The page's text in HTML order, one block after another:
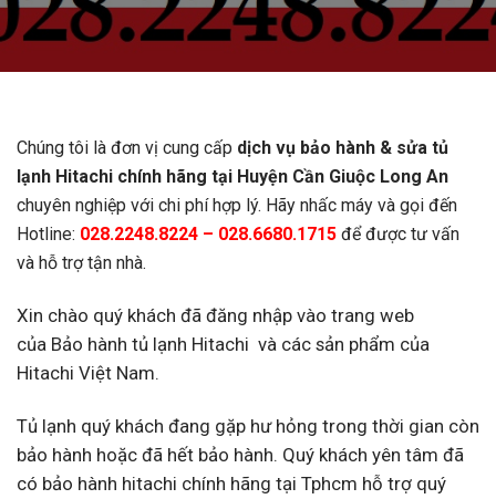
Chúng tôi là đơn vị cung cấp dịch vụ bảo hành & sửa tủ
lạnh Hitachi chính hãng tại Huyện Cần Giuộc Long An
chuyên nghiệp với chi phí hợp lý. Hãy nhấc máy và gọi đến
Hotline: 028.2248.8224 – 028.6680.1715 để được tư vấn
và hỗ trợ tận nhà.
Xin chào quý khách đã đăng nhập vào trang web
của Bảo hành tủ lạnh Hitachi và các sản phẩm của
Hitachi Việt Nam.
Tủ lạnh quý khách đang gặp hư hỏng trong thời gian còn
bảo hành hoặc đã hết bảo hành. Quý khách yên tâm đã
có bảo hành hitachi chính hãng tại Tphcm hỗ trợ quý